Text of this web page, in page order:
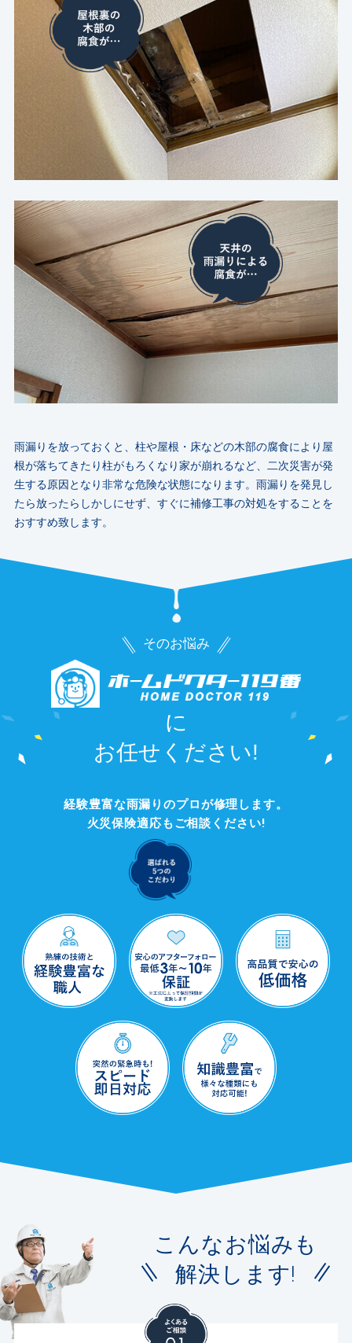
雨漏りを放っておくと、柱や屋根・床などの木部の腐食により屋
根が落ちてきたり柱がもろくなり家が崩れるなど、二次災害が発
生する原因となり非常な危険な状態になります。 雨漏りを発見し
たら放ったらしかしにせず、すぐに補修工事の対処をすることを
おすすめ致します。
そのお悩み
に
お任せください!
経験豊富な雨漏りのプロが修理します。
火災保険適応もご相談ください!
こんなお悩みも
解決します!